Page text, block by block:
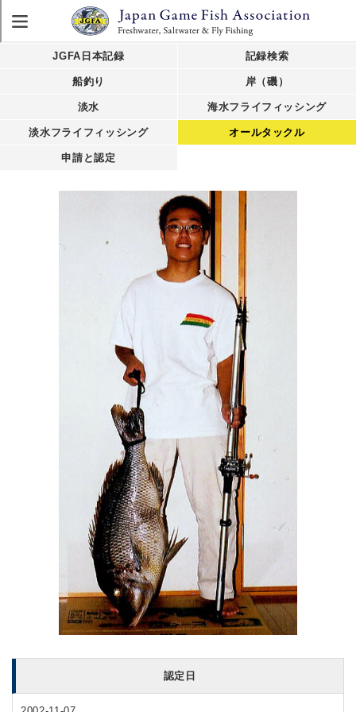
JGFA日本記録 記録検索
船釣り 岸（磯）
淡水 海水フライフィッシング
淡水フライフィッシング オールタックル
申請と認定
認定日